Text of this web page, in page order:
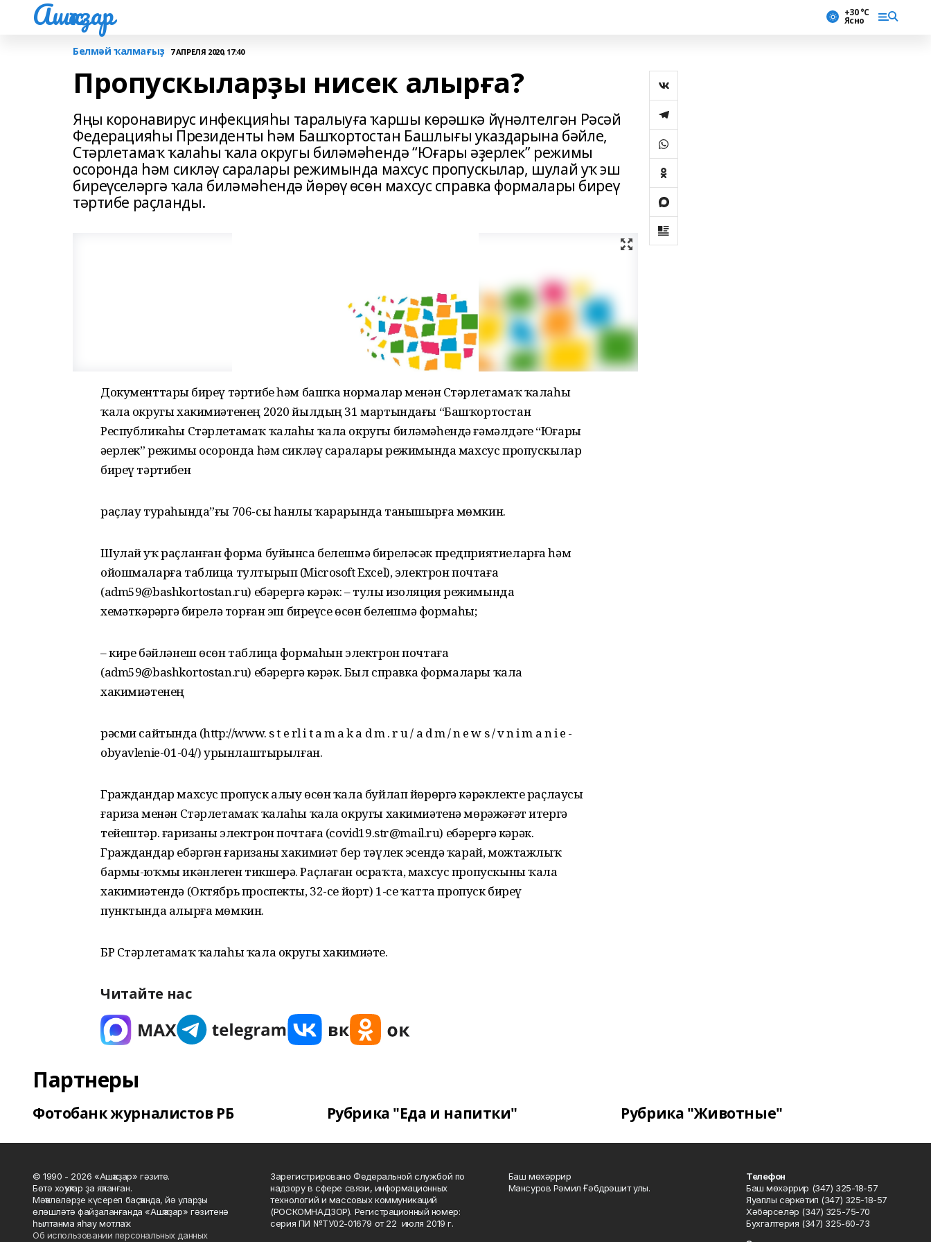
Ашҡаҙар +30 °С
Ясно
Белмәй ҡалмағыҙ 7 АПРЕЛЯ 2020, 17:40
Пропускыларҙы нисек алырға?
Яңы коронавирус инфекцияһы таралыуға ҡаршы көрәшкә йүнәлтелгән Рәсәй
Федерацияһы Президенты һәм Башҡортостан Башлығы указдарына бәйле,
Стәрлетамаҡ ҡалаһы ҡала округы биләмәһендә “Юғары әҙерлек” режимы
осоронда һәм сикләү саралары режимында махсус пропускылар, шулай уҡ эш
биреүселәргә ҡала биләмәһендә йөрөү өсөн махсус справка формалары биреү
тәртибе раҫланды.
Документтарҙы биреү тәртибе һәм башҡа нормалар менән Стәрлетамаҡ ҡалаһы
ҡала округы хакимиәтенең 2020 йылдың 31 мартындағы “Башҡортостан
Республикаһы Стәрлетамаҡ ҡалаһы ҡала округы биләмәһендә ғәмәлдәге “Юғары
әҙерлек” режимы осоронда һәм сикләү саралары режимында махсус пропускылар
биреү тәртибен
раҫлау тураһында”ғы 706-сы һанлы ҡарарында танышырға мөмкин.
Шулай уҡ раҫланған форма буйынса белешмә биреләсәк предприятиеларға һәм
ойошмаларға таблица тултырып (Microsoft Excel), электрон почтаға
(adm59@bashkortostan.ru) ебәрергә кәрәк: – тулы изоляция режимында
хеҙмәткәрҙәргә бирелә торған эш биреүсе өсөн белешмә формаһы;
– кире бәйләнеш өсөн таблица формаһын электрон почтаға
(adm59@bashkortostan.ru) ебәрергә кәрәк. Был справка формалары ҡала
хакимиәтенең
рәсми сайтында (http://www. s t e rl i t a m a k a d m . r u / a d m / n e w s / v n i m a n i e -
obyavlenie-01-04/) урынлаштырылған.
Граждандар махсус пропуск алыу өсөн ҡала буйлап йөрөргә кәрәклекте раҫлаусы
ғариза менән Стәрлетамаҡ ҡалаһы ҡала округы хакимиәтенә мөрәжәғәт итергә
тейештәр. ғаризаны электрон почтаға (covid19.str@mail.ru) ебәрергә кәрәк.
Граждандар ебәргән ғаризаны хакимиәт бер тәүлек эсендә ҡарай, можтажлыҡ
бармы-юҡмы икәнлеген тикшерә. Раҫлаған осраҡта, махсус пропускыны ҡала
хакимиәтендә (Октябрь проспекты, 32-се йорт) 1-се ҡатта пропуск биреү
пунктында алырға мөмкин.
БР Стәрлетамаҡ ҡалаһы ҡала округы хакимиәте.
Читайте нас
Партнеры
Фотобанк журналистов РБ Рубрика "Еда и напитки" Рубрика "Животные"
© 1990 - 2026 «Ашҡаҙар» гәзите.
Бөтә хоҡуҡтар ҙа яҡланған.
Мәҡәләләрҙе күсереп баҫҡанда, йә уларҙы
өлөшләтә файҙаланғанда «Ашҡаҙар» гәзитенә
һылтанма яһау мотлаҡ.
Об использовании персональных данных
Зарегистрировано Федеральной службой по
надзору в сфере связи, информационных
технологий и массовых коммуникаций
(РОСКОМНАДЗОР). Регистрационный номер:
серия ПИ №ТУ02-01679 от 22 июля 2019 г.
Баш мөхәррир
Мансуров Рәмил Ғәбдрәшит улы.
Телефон
Баш мөхәррир (347) 325-18-57
Яуаплы сәркәтип (347) 325-18-57
Хәбәрселәр (347) 325-75-70
Бухгалтерия (347) 325-60-73